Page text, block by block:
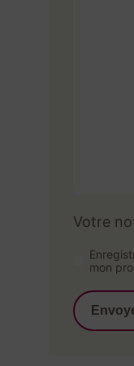
Votre
mon